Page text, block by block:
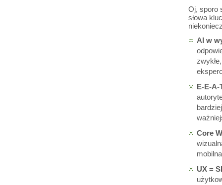
Oj, sporo
słowa
AI w
E-E-A-
Core
UX =